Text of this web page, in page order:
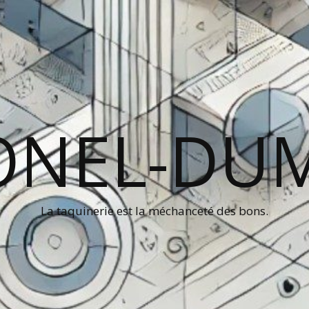
La taquinerie est la méchanceté des bons.